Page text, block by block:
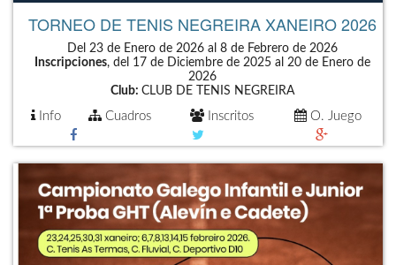
TORNEO DE TENIS NEGREIRA XANEIRO 2026
Del 23 de Enero de 2026 al 8 de Febrero de 2026
Inscripciones, del 17 de Diciembre de 2025 al 20 de Enero de
2026
Club: CLUB DE TENIS NEGREIRA
Info Cuadros Inscritos O. Juego